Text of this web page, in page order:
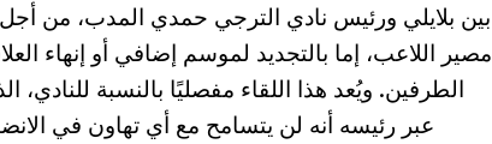
بين بلايلي ورئيس نادي الترجي حمدي المدب، من
مصير اللاعب، إما بالتجديد لموسم إضافي أو إنهاء
الطرفين. ويُعد هذا اللقاء مفصليًا بالنسبة للنادي،
عبر رئيسه أنه لن يتسامح مع أي تهاون في